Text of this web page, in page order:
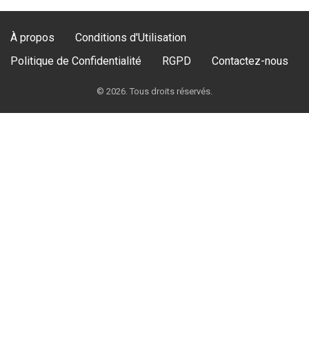
À propos
Conditions d'Utilisation
Politique de Confidentialité
RGPD Contactez-nous
© 2026. Tous droits réservés.